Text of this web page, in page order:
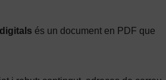
és un document en PDF que